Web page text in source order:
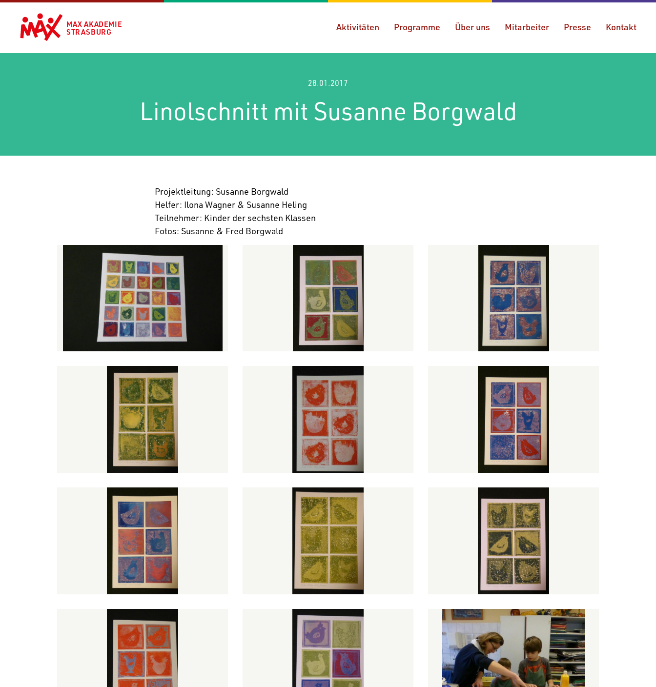
MAX AKADEMIE
STRASBURG
Aktivitäten Programme Über uns Mitarbeiter Presse Kontakt
28.01.2017
Linolschnitt mit Susanne Borgwald
Projekt­lei­tung: Susanne Borgwald
Helfer: Ilona Wagner & Susanne Heling
Teil­nehmer: Kinder der sechsten Klassen
Fotos: Susanne & Fred Borgwald